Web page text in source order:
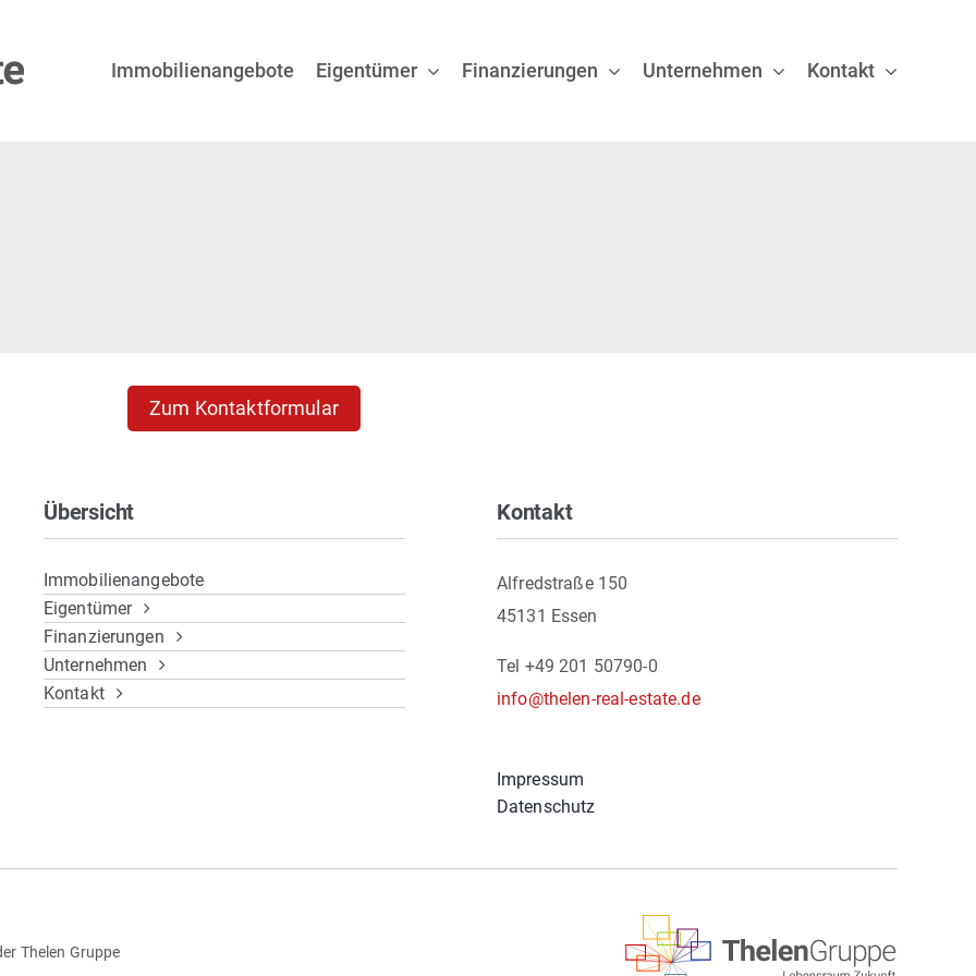
Immobilienangebote Eigentümer Finanzierungen Unternehmen Kontakt
Zum Kontaktformular
Übersicht
Immobilienangebote
Eigentümer
Finanzierungen
Unternehmen
Kontakt
Kontakt
Alfredstraße 150
45131 Essen
Tel +49 201 50790-0
info@thelen-real-estate.de
Impressum
Datenschutz
Thelen Gruppe